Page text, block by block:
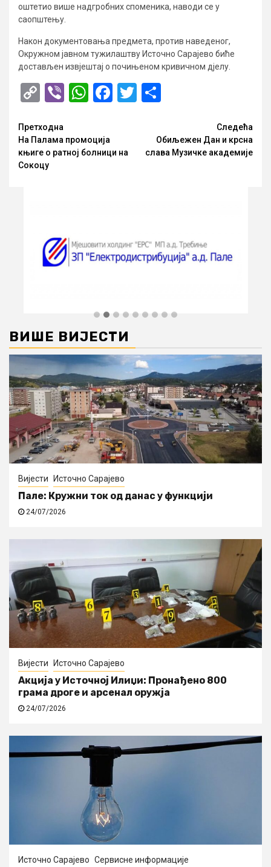
оштетио више надгробних споменика, наводи се у
саопштењу.
Након документовања предмета, против наведеног,
Окружном јавном тужилаштву Источно Сарајево биће
достављен извјештај о почињеном кривичном дјелу.
CopyViberWhatsApp
Facebook
Twitter
Опширније
Претходна
На Палама промоција
књиге о ратној болници на
Сокоцу
Следећа
Обиљежен Дан и крсна
слава Музичке академије
ВИШЕ ВИЈЕСТИ
Вијести Источно Сарајево
Пале: Кружни ток од данас у функцији
24/07/2026
Вијести Источно Сарајево
Акција у Источној Илиџи: Пронађено 800
грама дроге и арсенал оружја
24/07/2026
Источно Сарајево Сервисне информације